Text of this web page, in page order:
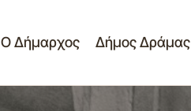
Ο Δήμαρχος Δήμος Δράμας